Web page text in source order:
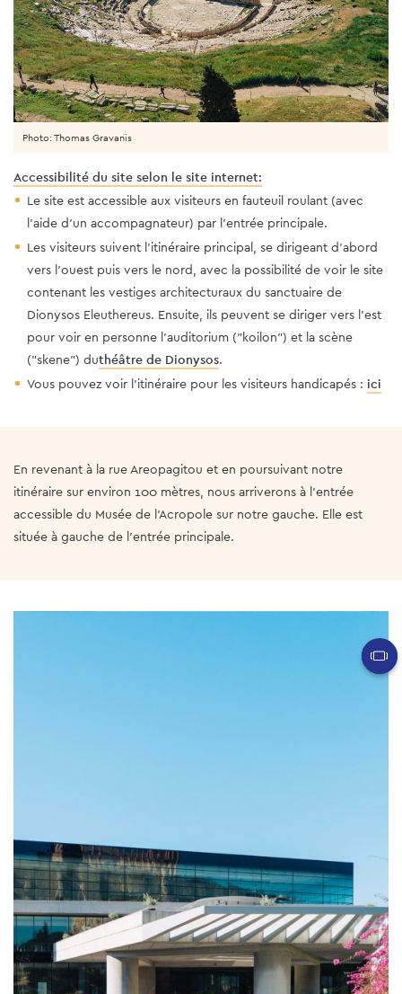
Photo: Thomas Gravanis
Accessibilité du site selon le site internet:
Le site est accessible aux visiteurs en fauteuil roulant (avec
l'aide d'un accompagnateur) par l'entrée principale.
Les visiteurs suivent l'itinéraire principal, se dirigeant d'abord
vers l'ouest puis vers le nord, avec la possibilité de voir le site
contenant les vestiges architecturaux du sanctuaire de
Dionysos Eleuthereus. Ensuite, ils peuvent se diriger vers l'est
pour voir en personne l'auditorium ("koilon") et la scène
("skene") duthéâtre de Dionysos.
Vous pouvez voir l'itinéraire pour les visiteurs handicapés : ici
En revenant à la rue Areopagitou et en poursuivant notre
itinéraire sur environ 100 mètres, nous arriverons à l'entrée
accessible du Musée de l'Acropole sur notre gauche. Elle est
située à gauche de l'entrée principale.